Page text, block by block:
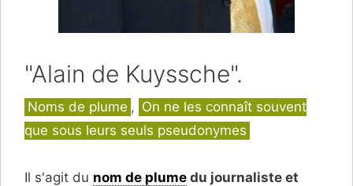
"Alain de Kuyssche".
Catégories
Noms de plume , On ne les connaît souvent
que sous leurs seuls pseudonymes
Il s'agit du nom de plume du journaliste et